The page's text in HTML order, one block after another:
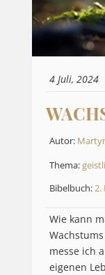
4 Juli, 2024
Autor:
Thema:
Bibelbuch:2.
Wie kann
messe ich
eigenen